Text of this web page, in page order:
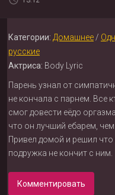
Категории: Домашнее/
русские
Актриса: Body Lyric
Парень узнал от
не кончала с парнем. Все
смог довести еёдо
что он лучший ебарем,
Привел домой и решил что
подружка не кончит с ним.
Комментировать